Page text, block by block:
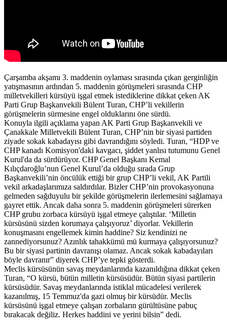
Çarşamba akşamı 3. maddenin oylaması sırasında çıkan gerginliğin
yatışmasının ardından 5. maddenin görüşmeleri sırasında CHP
milletvekilleri kürsüyü işgal etmek istediklerine dikkat çeken AK
Parti Grup Başkanvekili Bülent Turan, CHP’li vekillerin
görüşmelerin sürmesine engel olduklarını öne sürdü.
Konuyla ilgili açıklama yapan AK Parti Grup Başkanvekili ve
Çanakkale Milletvekili Bülent Turan, CHP’nin bir siyasi partiden
ziyade sokak kabadayısı gibi davrandığını söyledi. Turan, “HDP ve
CHP kanadı Komisyon'daki kavgacı, şiddet yanlısı tutumunu Genel
Kurul'da da sürdürüyor. CHP Genel Başkanı Kemal
Kılıçdaroğlu’nun Genel Kurul’da olduğu sırada Grup
Başkanvekili’nin öncülük ettiği bir grup CHP’li vekil, AK Partili
vekil arkadaşlarımıza saldırdılar. Bizler CHP’nin provokasyonuna
gelmeden sağduyulu bir şekilde görüşmelerin ilerlemesini sağlamaya
gayret ettik. Ancak daha sonra 5. maddenin görüşmeleri sürerken
CHP grubu zorbaca kürsüyü işgal etmeye çalıştılar. ‘Milletin
kürsüsünü sizden korumaya çalışıyoruz’ diyorlar. Vekillerin
konuşmasını engellemek kimin haddine? Siz kendinizi ne
zannediyorsunuz? Azınlık tahakkümü mü kurmaya çalışıyorsunuz?
Bu bir siyasi partinin davranışı olamaz. Ancak sokak kabadayıları
böyle davranır” diyerek CHP’ye tepki gösterdi.
Meclis kürsüsünün savaş meydanlarında kazanıldığına dikkat çeken
Turan, “O kürsü, bütün milletin kürsüsüdür. Bütün siyasi partilerin
kürsüsüdür. Savaş meydanlarında istiklal mücadelesi verilerek
kazanılmış, 15 Temmuz'da gazi olmuş bir kürsüdür. Meclis
kürsüsünü işgal etmeye çalışan zorbaların gürültüsüne pabuç
bırakacak değiliz. Herkes haddini ve yerini bilsin” dedi.